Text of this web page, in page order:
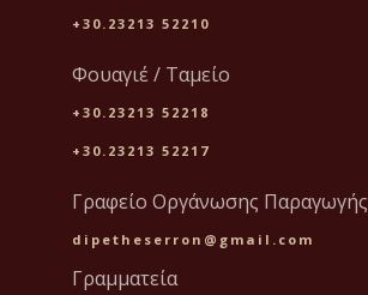
+30.23213 52210
Φουαγιέ / Ταμείο
+30.23213 52218
+30.23213 52217
Γραφείο Οργάνωσης Παραγωγής
dipetheserron@gmail.com
Γραμματεία